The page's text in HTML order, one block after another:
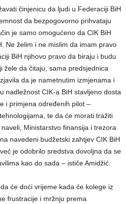
činjenicu da ljudi u Federaciji BiH
da bezpogovorno prihvataju
je samo omogućeno da CIK BiH
Ne želim i ne mislim da imam pravo
BiH njihovo pravo da biraju i budu
žele da čitaju, sama predsjednica
da je nametnutim izmjenama i
nadležnost CIK-a BiH stavljeno dosta
i primjena određenih pilot –
te da će morati tražiti
Ministarstvo finansija i trezora
navedeni budžetski zahtjev CIK BiH
je odobrilo sredstva dovoljna da se
kao do sada – ističe Amidžić.
će doći vrijeme kada će kolege iz
frustracije i mržnju prema